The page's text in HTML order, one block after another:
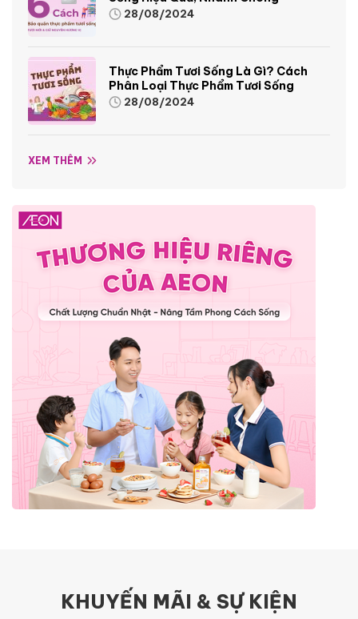
28/08/2024
Thực Phẩm Tươi Sống Là Gì? Cách
Phân Loại Thực Phẩm Tươi Sống
28/08/2024
XEM THÊM
KHUYẾN MÃI & SỰ KIỆN